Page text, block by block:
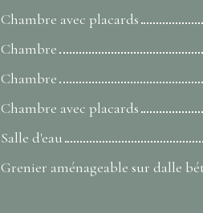
Chambre avec placards
Chambre
Chambre
Chambre avec placards
Salle d'eau
Grenier aménageable sur dalle